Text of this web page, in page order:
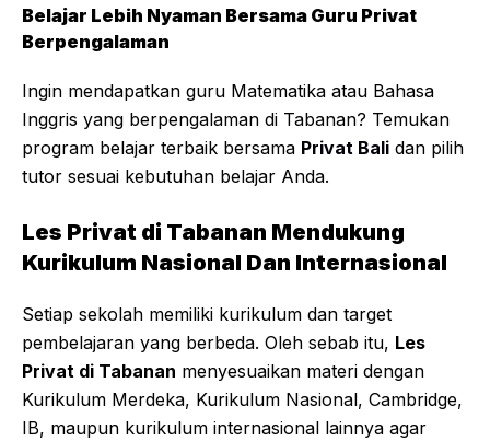
Belajar Lebih Nyaman Bersama Guru Privat
Berpengalaman
Ingin mendapatkan guru Matematika atau Bahasa
Inggris yang berpengalaman di Tabanan? Temukan
program belajar terbaik bersama Privat Bali dan pilih
tutor sesuai kebutuhan belajar Anda.
Les Privat di Tabanan Mendukung
Kurikulum Nasional Dan Internasional
Setiap sekolah memiliki kurikulum dan target
pembelajaran yang berbeda. Oleh sebab itu, Les
Privat di Tabanan menyesuaikan materi dengan
Kurikulum Merdeka, Kurikulum Nasional, Cambridge,
IB, maupun kurikulum internasional lainnya agar